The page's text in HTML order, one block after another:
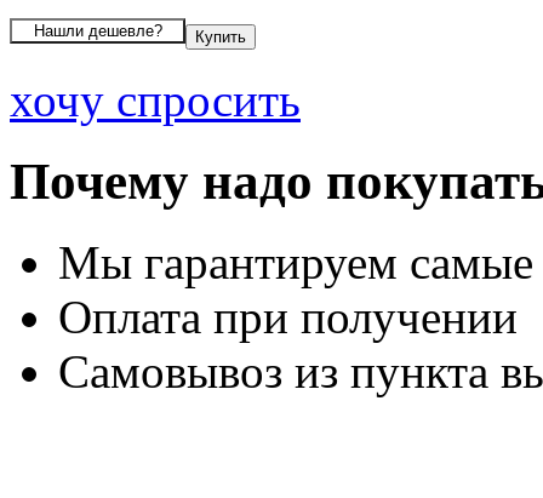
хочу спросить
Почему надо
Мы гарантируем
Оплата при получении
Самовывоз из пункта